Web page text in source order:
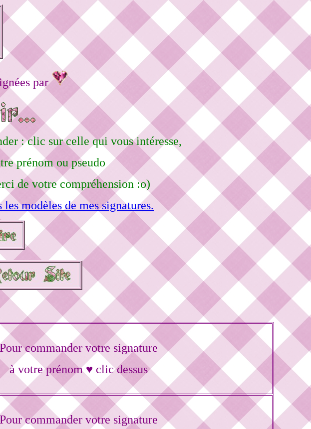
par
: clic sur celle qui vous intéresse,
prénom ou pseudo
de votre compréhension :o)
modèles de mes signatures.
Pour commander votre signature
à votre prénom ♥ clic dessus
Pour commander votre signature